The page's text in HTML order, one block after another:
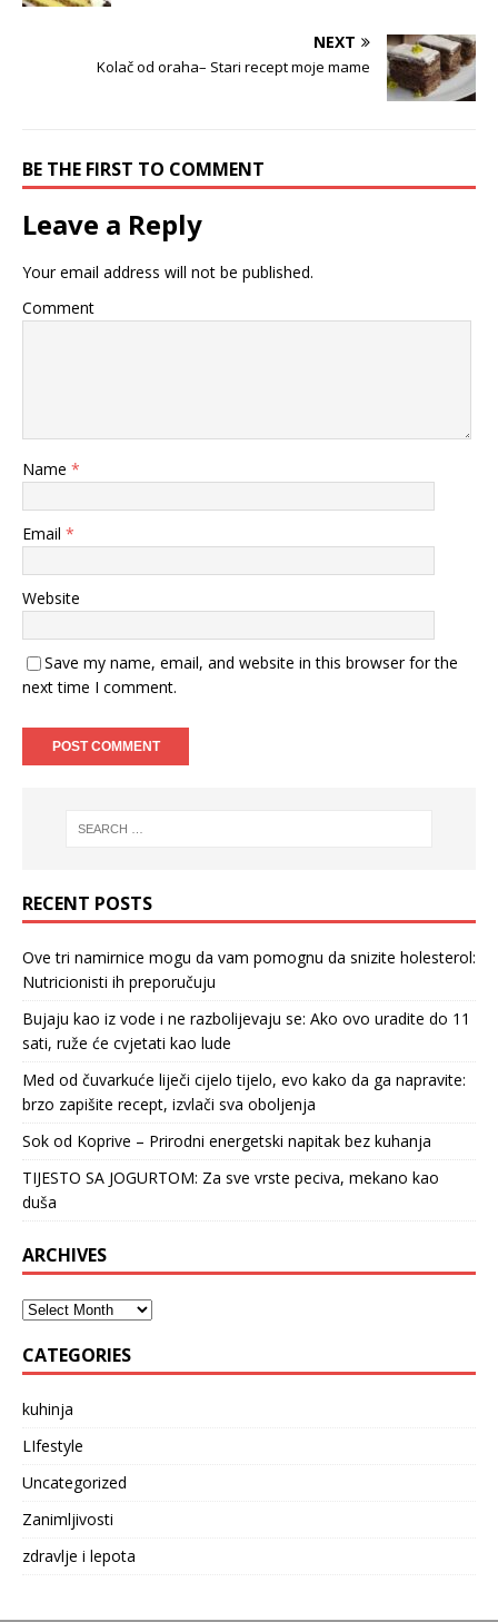
NEXT
Kolač od oraha– Stari recept moje mame
BE THE FIRST TO COMMENT
Leave a Reply
Your email address will not be published.
Comment
Name *
Email *
Website
Save my name, email, and website in this browser for the
next time I comment.
RECENT POSTS
Ove tri namirnice mogu da vam pomognu da snizite holesterol:
Nutricionisti ih preporučuju
Bujaju kao iz vode i ne razbolijevaju se: Ako ovo uradite do 11
sati, ruže će cvjetati kao lude
Med od čuvarkuće liječi cijelo tijelo, evo kako da ga napravite:
brzo zapišite recept, izvlači sva oboljenja
Sok od Koprive – Prirodni energetski napitak bez kuhanja
TIJESTO SA JOGURTOM: Za sve vrste peciva, mekano kao
duša
ARCHIVES
CATEGORIES
kuhinja
LIfestyle
Uncategorized
Zanimljivosti
zdravlje i lepota